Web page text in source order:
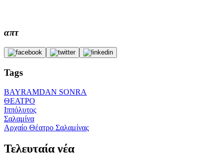
απτ
Tags
BAYRAMDAN SONRA
ΘΕΑΤΡΟ
Ιππόλυτος
Σαλαμίνα
Αρχαίο Θέατρο Σαλαμίνας
Τελευταία νέα